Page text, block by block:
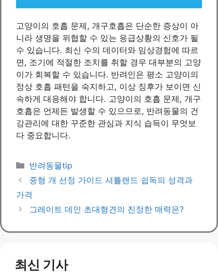
고양이의 호흡 문제, 개구호흡은 단순한 증상이 아
니라 생명을 위협할 수 있는 응급상황의 신호가 될
수 있습니다. 최신 수의 데이터와 임상경험에 따르
면, 조기에 적절한 조치를 취할 경우 대부분의 고양
이가 회복할 수 있습니다. 반려인은 평소 고양이의
정상 호흡 패턴을 숙지하고, 이상 징후가 보이면 신
속하게 대응해야 합니다. 고양이의 호흡 문제, 개구
호흡은 언제든 발생할 수 있으므로, 반려동물의 건
강관리에 대한 꾸준한 관심과 지식 습득이 무엇보
다 중요합니다.
카
테
리
반려동물tip
중형 개 선정 가이드 셔틀랜드 쉽독의 성격과
가격
그레이트 데인 초대형견의 진정한 매력은?
최신 기사